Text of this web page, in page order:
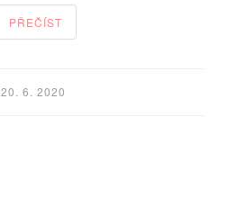
PŘEČÍST
20. 6. 2020